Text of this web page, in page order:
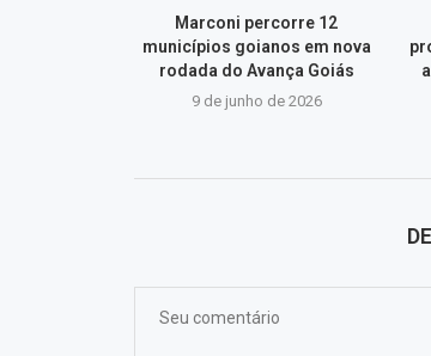
Marconi percorre 12
municípios goianos em nova
rodada do Avança Goiás
9 de junho de 2026